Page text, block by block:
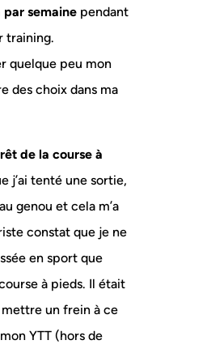
par semaine pendant
training.
quelque peu mon
des choix dans ma
de la course à
j’ai tenté une sortie,
genou et cela m’a
constat que je ne
en sport que
à pieds. Il était
un frein à ce
YTT (hors de